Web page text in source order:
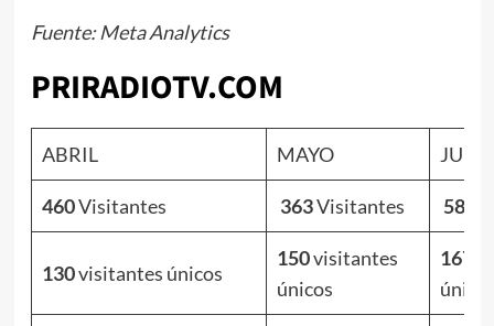
Fuente: Meta Analytics
PRIRADIOTV.COM
ABRIL MAYO
460Visitantes 363Visitantes 586
130visitantes únicos
150visitantes
únicos
167